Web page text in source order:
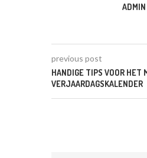
ADMIN
previous post
HANDIGE TIPS VOOR HET
VERJAARDAGSKALENDER